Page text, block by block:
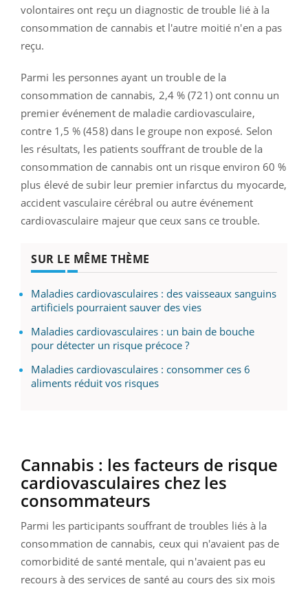
volontaires ont reçu un diagnostic de trouble lié à la
consommation de cannabis et l'autre moitié n'en a pas
reçu.
Parmi les personnes ayant un trouble de la
consommation de cannabis, 2,4 % (721) ont connu un
premier événement de maladie cardiovasculaire,
contre 1,5 % (458) dans le groupe non exposé. Selon
les résultats, les patients souffrant de trouble de la
consommation de cannabis ont un risque environ 60 %
plus élevé de subir leur premier infarctus du myocarde,
accident vasculaire cérébral ou autre événement
cardiovasculaire majeur que ceux sans ce trouble.
SUR LE MÊME THÈME
Maladies cardiovasculaires : des vaisseaux sanguins
artificiels pourraient sauver des vies
Maladies cardiovasculaires : un bain de bouche
pour détecter un risque précoce ?
Maladies cardiovasculaires : consommer ces 6
aliments réduit vos risques
Cannabis : les facteurs de risque
cardiovasculaires chez les
consommateurs
Parmi les participants souffrant de troubles liés à la
consommation de cannabis, ceux qui n'avaient pas de
comorbidité de santé mentale, qui n'avaient pas eu
recours à des services de santé au cours des six mois